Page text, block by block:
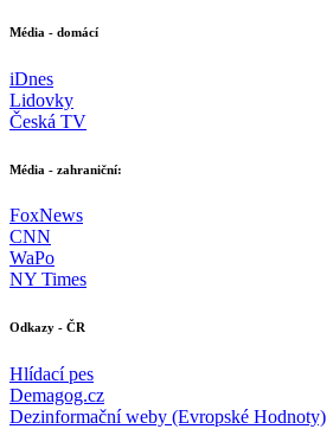
Média - domácí
iDnes
Lidovky
Česká TV
Média - zahraniční:
FoxNews
CNN
WaPo
NY Times
Odkazy - ČR
Hlídací pes
Demagog.cz
Dezinformační weby (Evropské Hodnoty)